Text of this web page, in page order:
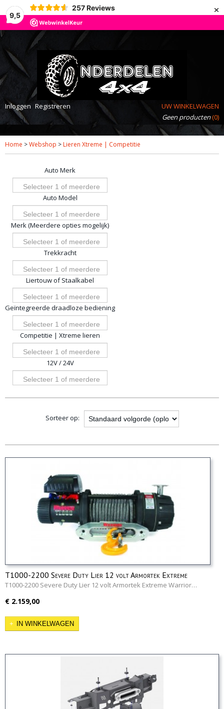
9,5
257 Reviews ×
Inloggen Registreren
UW WINKELWAGEN
Geen producten(0)
Home >Webshop > Lieren Xtreme | Competitie
Auto Merk
Selecteer 1 of meerdere
opties
Auto Model
Selecteer 1 of meerdere
opties
Merk (Meerdere opties mogelijk)
Selecteer 1 of meerdere
opties
Trekkracht
Selecteer 1 of meerdere
opties
Liertouw of Staalkabel
Selecteer 1 of meerdere
opties
Geïntegreerde draadloze bediening
Selecteer 1 of meerdere
opties
Competitie | Xtreme lieren
Selecteer 1 of meerdere
opties
12V / 24V
Selecteer 1 of meerdere
Sorteer op:
T1000-2200 Severe Duty Lier 12 volt Armortek Extreme
T1000-2200 Severe Duty Lier 12 volt Armortek Extreme Warrior…
€ 2.159,00
IN WINKELWAGEN